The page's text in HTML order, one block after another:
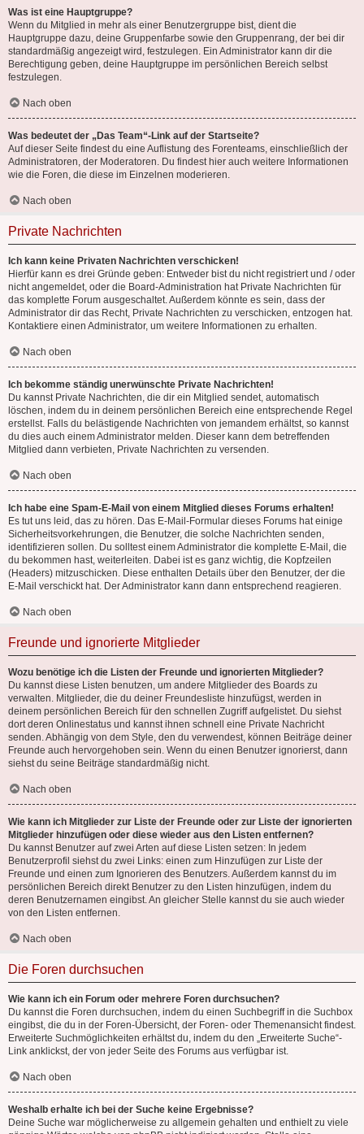
Was ist eine Hauptgruppe?
Wenn du Mitglied in mehr als einer Benutzergruppe bist, dient die
Hauptgruppe dazu, deine Gruppenfarbe sowie den Gruppenrang, der bei dir
standardmäßig angezeigt wird, festzulegen. Ein Administrator kann dir die
Berechtigung geben, deine Hauptgruppe im persönlichen Bereich selbst
festzulegen.
Nach oben
Was bedeutet der „Das Team“-Link auf der Startseite?
Auf dieser Seite findest du eine Auflistung des Forenteams, einschließlich der
Administratoren, der Moderatoren. Du findest hier auch weitere Informationen
wie die Foren, die diese im Einzelnen moderieren.
Nach oben
Private Nachrichten
Ich kann keine Privaten Nachrichten verschicken!
Hierfür kann es drei Gründe geben: Entweder bist du nicht registriert und / oder
nicht angemeldet, oder die Board-Administration hat Private Nachrichten für
das komplette Forum ausgeschaltet. Außerdem könnte es sein, dass der
Administrator dir das Recht, Private Nachrichten zu verschicken, entzogen hat.
Kontaktiere einen Administrator, um weitere Informationen zu erhalten.
Nach oben
Ich bekomme ständig unerwünschte Private Nachrichten!
Du kannst Private Nachrichten, die dir ein Mitglied sendet, automatisch
löschen, indem du in deinem persönlichen Bereich eine entsprechende Regel
erstellst. Falls du belästigende Nachrichten von jemandem erhältst, so kannst
du dies auch einem Administrator melden. Dieser kann dem betreffenden
Mitglied dann verbieten, Private Nachrichten zu versenden.
Nach oben
Ich habe eine Spam-E-Mail von einem Mitglied dieses Forums erhalten!
Es tut uns leid, das zu hören. Das E-Mail-Formular dieses Forums hat einige
Sicherheitsvorkehrungen, die Benutzer, die solche Nachrichten senden,
identifizieren sollen. Du solltest einem Administrator die komplette E-Mail, die
du bekommen hast, weiterleiten. Dabei ist es ganz wichtig, die Kopfzeilen
(Headers) mitzuschicken. Diese enthalten Details über den Benutzer, der die
E-Mail verschickt hat. Der Administrator kann dann entsprechend reagieren.
Nach oben
Freunde und ignorierte Mitglieder
Wozu benötige ich die Listen der Freunde und ignorierten Mitglieder?
Du kannst diese Listen benutzen, um andere Mitglieder des Boards zu
verwalten. Mitglieder, die du deiner Freundesliste hinzufügst, werden in
deinem persönlichen Bereich für den schnellen Zugriff aufgelistet. Du siehst
dort deren Onlinestatus und kannst ihnen schnell eine Private Nachricht
senden. Abhängig von dem Style, den du verwendest, können Beiträge deiner
Freunde auch hervorgehoben sein. Wenn du einen Benutzer ignorierst, dann
siehst du seine Beiträge standardmäßig nicht.
Nach oben
Wie kann ich Mitglieder zur Liste der Freunde oder zur Liste der ignorierten
Mitglieder hinzufügen oder diese wieder aus den Listen entfernen?
Du kannst Benutzer auf zwei Arten auf diese Listen setzen: In jedem
Benutzerprofil siehst du zwei Links: einen zum Hinzufügen zur Liste der
Freunde und einen zum Ignorieren des Benutzers. Außerdem kannst du im
persönlichen Bereich direkt Benutzer zu den Listen hinzufügen, indem du
deren Benutzernamen eingibst. An gleicher Stelle kannst du sie auch wieder
von den Listen entfernen.
Nach oben
Die Foren durchsuchen
Wie kann ich ein Forum oder mehrere Foren durchsuchen?
Du kannst die Foren durchsuchen, indem du einen Suchbegriff in die Suchbox
eingibst, die du in der Foren-Übersicht, der Foren- oder Themenansicht findest.
Erweiterte Suchmöglichkeiten erhältst du, indem du den „Erweiterte Suche“-
Link anklickst, der von jeder Seite des Forums aus verfügbar ist.
Nach oben
Weshalb erhalte ich bei der Suche keine Ergebnisse?
Deine Suche war möglicherweise zu allgemein gehalten und enthielt zu viele